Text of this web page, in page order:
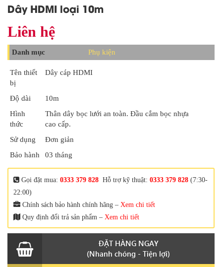
Dây HDMI loại 10m
Liên hệ
Danh mục Phụ kiện
Tên thiết
bị
Dây cáp HDMI
Độ dài
10m
Hình
thức
Thân dây bọc lưới an toàn. Đầu cắm bọc nhựa
cao cấp.
Sử dụng
Đơn giản
Bảo hành
03 tháng
Gọi đặt mua: 0333 379 828 Hỗ trợ kỹ thuật: 0333 379 828 (7:30-
22:00)
Chính sách bảo hành chính hãng – Xem chi tiết
Quy định đổi trả sản phẩm – Xem chi tiết
ĐẶT HÀNG NGAY
(Nhanh chóng - Tiện lợi)